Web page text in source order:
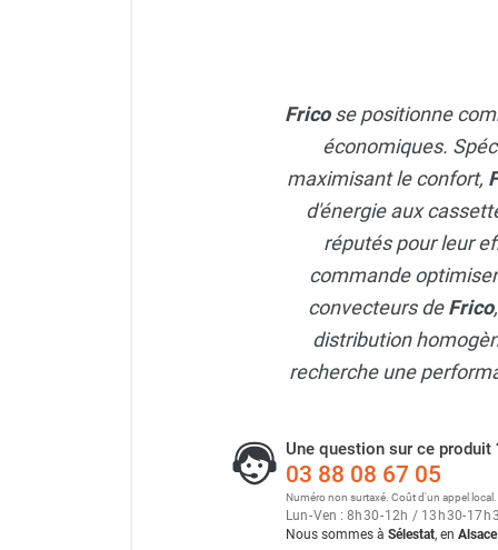
Gaine pour chauffage mobile
Chauffage pour serre et bâtiment
Chauffage FARM au gaz
Chauffage mobile au gaz rayonnant
Rideau d'air et rideau rayonnant
Rideau d'air chaud électrique
Rideau d'air chaud encastrable
Rideau d'air pour portes tournantes
Rideau d'air ambiant
Fricose positionne
économiques.
maximisant le confort,
d'énergie aux
réputés pour leur
commande
convecteurs deFrico
distribution
recherche une
Une question sur ce produit
03 88 08 67 05
Numéro non surtaxé. Coût d'un appel local.
Lun-Ven : 8h30-12h / 13h30-17h
Nous sommes à Sélestat, en Alsace